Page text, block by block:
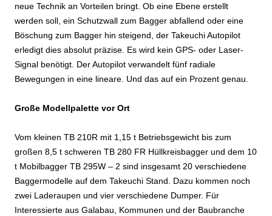
neue Technik an Vorteilen bringt. Ob eine Ebene erstellt
werden soll, ein Schutzwall zum Bagger abfallend oder eine
Böschung zum Bagger hin steigend, der Takeuchi Autopilot
erledigt dies absolut präzise. Es wird kein GPS- oder Laser-
Signal benötigt. Der Autopilot verwandelt fünf radiale
Bewegungen in eine lineare. Und das auf ein Prozent genau.
Große Modellpalette vor Ort
Vom kleinen TB 210R mit 1,15 t Betriebsgewicht bis zum
großen 8,5 t schweren TB 280 FR Hüllkreisbagger und dem 10
t Mobilbagger TB 295W – 2 sind insgesamt 20 verschiedene
Baggermodelle auf dem Takeuchi Stand. Dazu kommen noch
zwei Laderaupen und vier verschiedene Dumper. Für
Interessierte aus Galabau, Kommunen und der Baubranche